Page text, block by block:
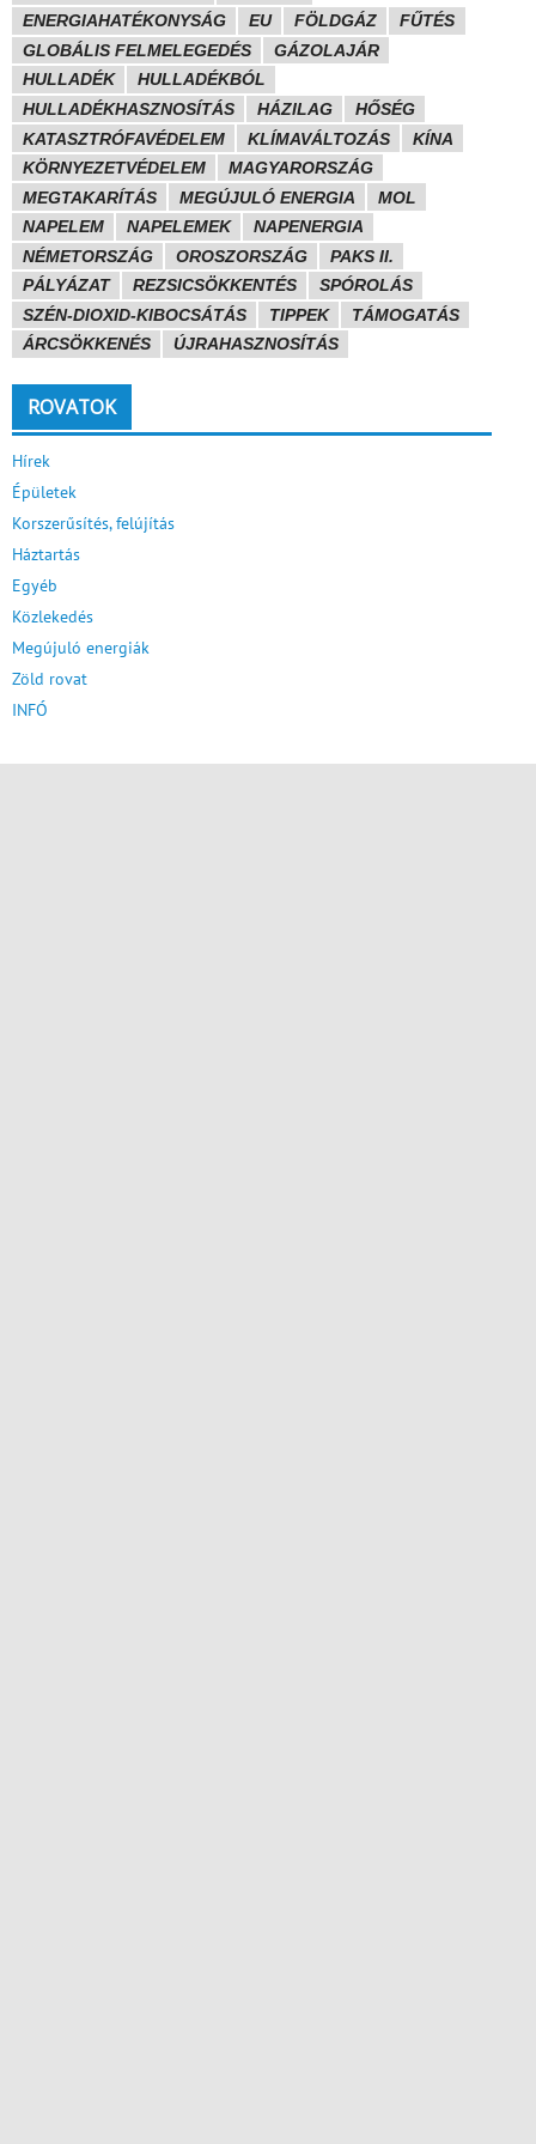
ENERGIAHATÉKONYSÁG
EU FÖLDGÁZ
FŰTÉS
GLOBÁLIS FELMELEGEDÉS
GÁZOLAJÁR
HULLADÉK
HULLADÉKBÓL
HULLADÉKHASZNOSÍTÁS
HÁZILAG
HŐSÉG
KATASZTRÓFAVÉDELEM
KLÍMAVÁLTOZÁS
KÍNA
KÖRNYEZETVÉDELEM
MAGYARORSZÁG
MEGTAKARÍTÁS
MEGÚJULÓ ENERGIA
MOL
NAPELEM
NAPELEMEK
NAPENERGIA
NÉMETORSZÁG
OROSZORSZÁG
PAKS II.
PÁLYÁZAT
REZSICSÖKKENTÉS
SPÓROLÁS
SZÉN-DIOXID-KIBOCSÁTÁS
TIPPEK
TÁMOGATÁS
ÁRCSÖKKENÉS
ÚJRAHASZNOSÍTÁS
ROVATOK
Hírek
Épületek
Korszerűsítés, felújítás
Háztartás
Egyéb
Közlekedés
Megújuló energiák
Zöld rovat
INFÓ